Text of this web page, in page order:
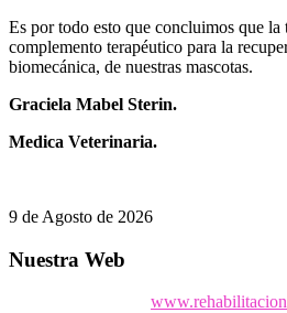
Es por todo esto que concluimos que la
complemento terapéutico para la
biomecánica, de nuestras mascotas.
Graciela Mabel Sterin.
Medica Veterinaria.
9 de Agosto de 2026
Nuestra Web